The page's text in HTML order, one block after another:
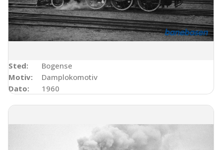
Sted:
Bogense
Motiv:
Damplokomotiv
Dato:
1960